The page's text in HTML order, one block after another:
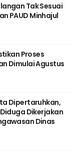
Tak Sesuai
PAUD Minhajul
Proses
Dimulai Agustus
Dipertaruhkan,
Dikerjakan
Dinas